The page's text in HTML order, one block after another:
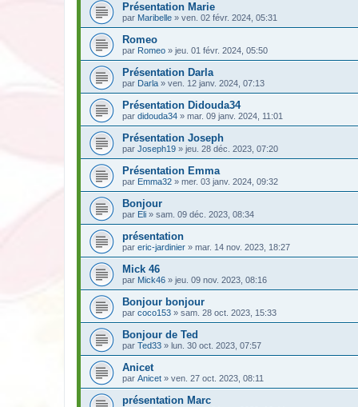
Présentation Marie
par Maribelle » ven. 02 févr. 2024, 05:31
Romeo
par Romeo » jeu. 01 févr. 2024, 05:50
Présentation Darla
par Darla » ven. 12 janv. 2024, 07:13
Présentation Didouda34
par didouda34 » mar. 09 janv. 2024, 11:01
Présentation Joseph
par Joseph19 » jeu. 28 déc. 2023, 07:20
Présentation Emma
par Emma32 » mer. 03 janv. 2024, 09:32
Bonjour
par Eli » sam. 09 déc. 2023, 08:34
présentation
par eric-jardinier » mar. 14 nov. 2023, 18:27
Mick 46
par Mick46 » jeu. 09 nov. 2023, 08:16
Bonjour bonjour
par coco153 » sam. 28 oct. 2023, 15:33
Bonjour de Ted
par Ted33 » lun. 30 oct. 2023, 07:57
Anicet
par Anicet » ven. 27 oct. 2023, 08:11
présentation Marc